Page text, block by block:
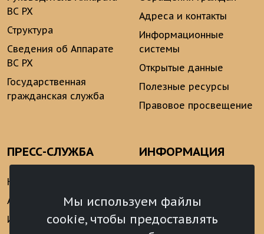
Мы используем файлы
cookie, чтобы предоставлять
ВС РХ
Структура
Сведения об Аппарате
ВС РХ
Государственная
гражданская служба
Адреса и контакты
Информационные
системы
Открытые данные
Полезные ресурсы
Правовое просвещение
ПРЕСС-СЛУЖБА
Новости
Анонсы
Интервью
ИНФОРМАЦИЯ
аналитические
материалы
Реализация Послания